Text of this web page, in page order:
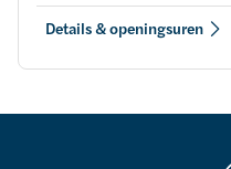
Details & openingsuren